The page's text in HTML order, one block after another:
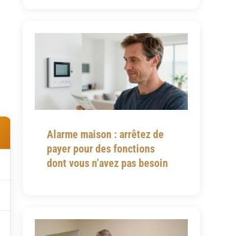
Alarme maison : arrêtez de
payer pour des fonctions
dont vous n’avez pas besoin